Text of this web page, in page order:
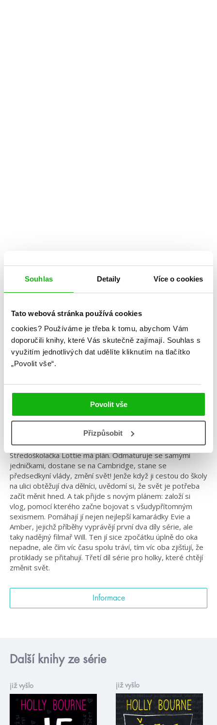
Souhlas Detaily Více o cookies
Tato webová stránka používá cookies
cookies? Používáme je třeba k tomu, abychom Vám
doporučili knihy, které Vás skutečně zajímají. Souhlas s
využitím jednotlivých dat udělíte kliknutím na tlačítko
„Povolit vše“.
Povolit vše
Přizpůsobit
Série: Být holka je dřina
Jsem holka. Co s tím?
#býtholkajedřina #hollybourne
#psychicképroblémy
Středoškolačka Lottie má plán. Odmaturuje se samými
jedničkami, dostane se na Cambridge, stane se
předsedkyní vlády, změní svět! Jenže když ji cestou do školy
na ulici obtěžují dva dělníci, uvědomí si, že svět je potřeba
začít měnit hned. A tak přijde s novým plánem: založí si
vlog, pomocí kterého začne bojovat s všudypřítomným
sexismem. Pomáhají jí nejen nejlepší kamarádky Evie a
Amber, jejichž příběhy vyprávějí první dva díly série, ale
taky nadějný filmař Will. Ten jí sice zpočátku úplně do oka
nepadne, ale čím víc času spolu tráví, tím víc oba zjišťují, že
protiklady se přitahují. Třetí díl série pro holky, které chtějí
změnit svět.
Informace
Další knihy ze série
již vyšlo již vyšlo